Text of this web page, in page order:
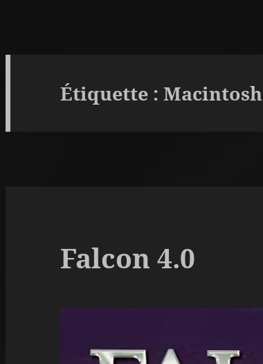
Étiquette :Macintosh
Falcon 4.0